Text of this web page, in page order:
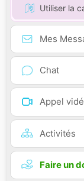
Utiliser la
Mes
Chat
Appel
Activités
Faire un